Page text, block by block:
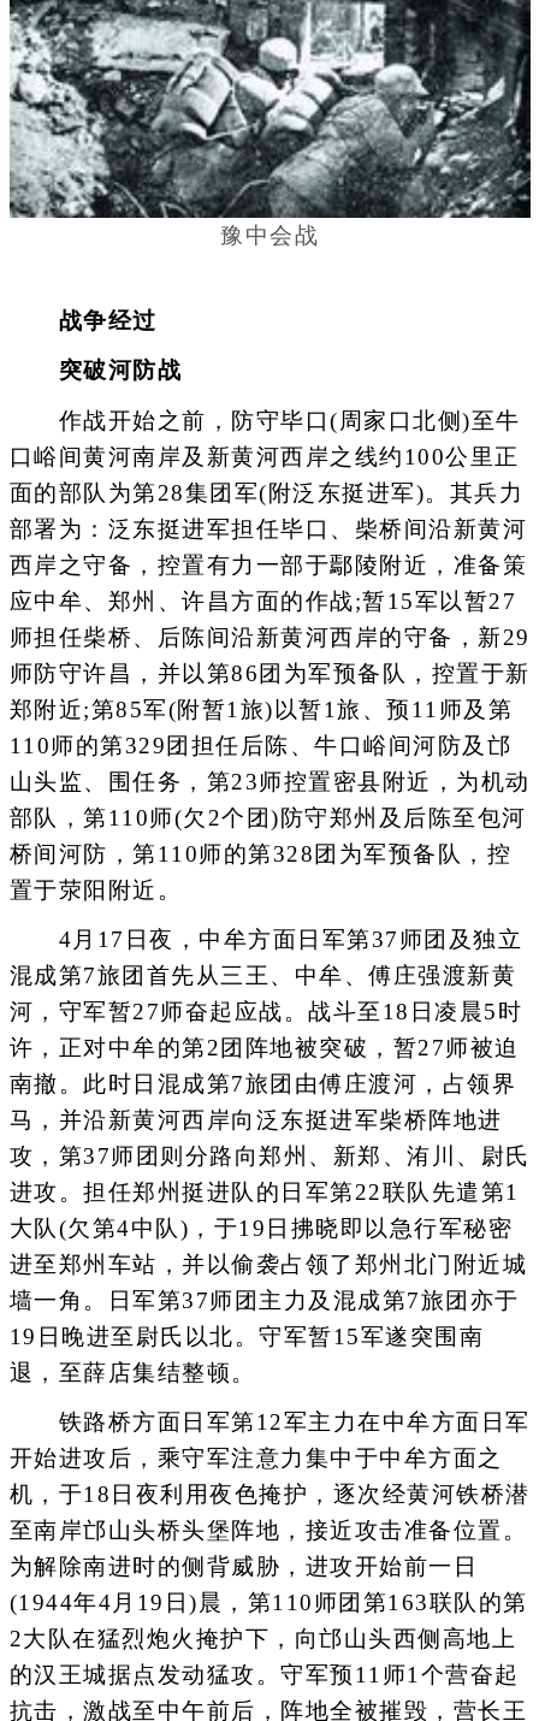
豫中会战
战争经过
突破河防战
作战开始之前，防守毕口(周家口北侧)至牛
口峪间黄河南岸及新黄河西岸之线约100公里正
面的部队为第28集团军(附泛东挺进军)。其兵力
部署为：泛东挺进军担任毕口、柴桥间沿新黄河
西岸之守备，控置有力一部于鄢陵附近，准备策
应中牟、郑州、许昌方面的作战;暂15军以暂27
师担任柴桥、后陈间沿新黄河西岸的守备，新29
师防守许昌，并以第86团为军预备队，控置于新
郑附近;第85军(附暂1旅)以暂1旅、预11师及第
110师的第329团担任后陈、牛口峪间河防及邙
山头监、围任务，第23师控置密县附近，为机动
部队，第110师(欠2个团)防守郑州及后陈至包河
桥间河防，第110师的第328团为军预备队，控
置于荥阳附近。
4月17日夜，中牟方面日军第37师团及独立
混成第7旅团首先从三王、中牟、傅庄强渡新黄
河，守军暂27师奋起应战。战斗至18日凌晨5时
许，正对中牟的第2团阵地被突破，暂27师被迫
南撤。此时日混成第7旅团由傅庄渡河，占领界
马，并沿新黄河西岸向泛东挺进军柴桥阵地进
攻，第37师团则分路向郑州、新郑、洧川、尉氏
进攻。担任郑州挺进队的日军第22联队先遣第1
大队(欠第4中队)，于19日拂晓即以急行军秘密
进至郑州车站，并以偷袭占领了郑州北门附近城
墙一角。日军第37师团主力及混成第7旅团亦于
19日晚进至尉氏以北。守军暂15军遂突围南
退，至薛店集结整顿。
铁路桥方面日军第12军主力在中牟方面日军
开始进攻后，乘守军注意力集中于中牟方面之
机，于18日夜利用夜色掩护，逐次经黄河铁桥潜
至南岸邙山头桥头堡阵地，接近攻击准备位置。
为解除南进时的侧背威胁，进攻开始前一日
(1944年4月19日)晨，第110师团第163联队的第
2大队在猛烈炮火掩护下，向邙山头西侧高地上
的汉王城据点发动猛攻。守军预11师1个营奋起
抗击，激战至中午前后，阵地全被摧毁，营长王